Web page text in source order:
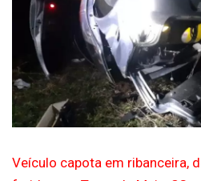
Veículo capota em ribanceira,